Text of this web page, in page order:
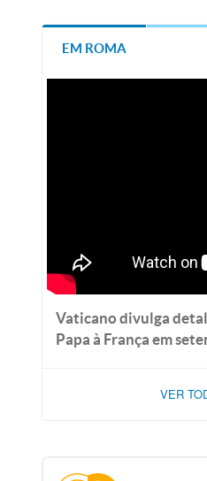
EM ROMA
Vaticano divulga
Papa à França em
VER